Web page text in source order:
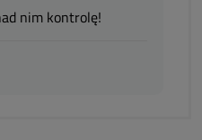
nim kontrolę!